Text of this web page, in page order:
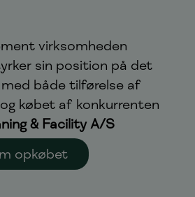
virksomheden
sin position på det
både tilførelse af
købet af konkurrenten
& Facility A/S
opkøbet